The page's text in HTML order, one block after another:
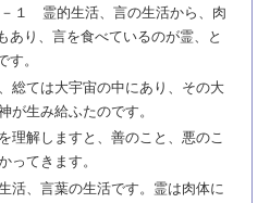
１ 霊的生活、言の生活から、肉
あり、言を食べているのが霊、と
す。
総ては大宇宙の中にあり、その大
が生み給ふたのです。
理解しますと、善のこと、悪のこ
ってきます。
活、言葉の生活です。霊は肉体に